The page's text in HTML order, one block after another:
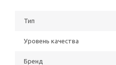
Тип
Уровень качества
Бренд